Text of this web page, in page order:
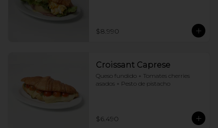
$8.990
Croissant Caprese
Queso fundido + Tomates cherries
asados + Pesto de pistacho
$6.490